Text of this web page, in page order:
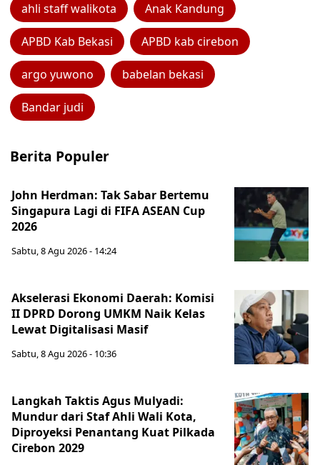
ahli staff walikota Anak Kandung
APBD Kab Bekasi APBD kab cirebon
argo yuwono babelan bekasi
Bandar judi
Berita Populer
John Herdman: Tak Sabar Bertemu
Singapura Lagi di FIFA ASEAN Cup
2026
Sabtu, 8 Agu 2026 - 14:24
Akselerasi Ekonomi Daerah: Komisi
II DPRD Dorong UMKM Naik Kelas
Lewat Digitalisasi Masif
Sabtu, 8 Agu 2026 - 10:36
Langkah Taktis Agus Mulyadi:
Mundur dari Staf Ahli Wali Kota,
Diproyeksi Penantang Kuat Pilkada
Cirebon 2029